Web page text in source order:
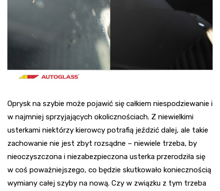
Oprysk na szybie może pojawić się całkiem niespodziewanie i
w najmniej sprzyjających okolicznościach. Z niewielkimi
usterkami niektórzy kierowcy potrafią jeździć dalej, ale takie
zachowanie nie jest zbyt rozsądne – niewiele trzeba, by
nieoczyszczona i niezabezpieczona usterka przerodziła się
w coś poważniejszego, co będzie skutkowało koniecznością
wymiany całej szyby na nową. Czy w związku z tym trzeba